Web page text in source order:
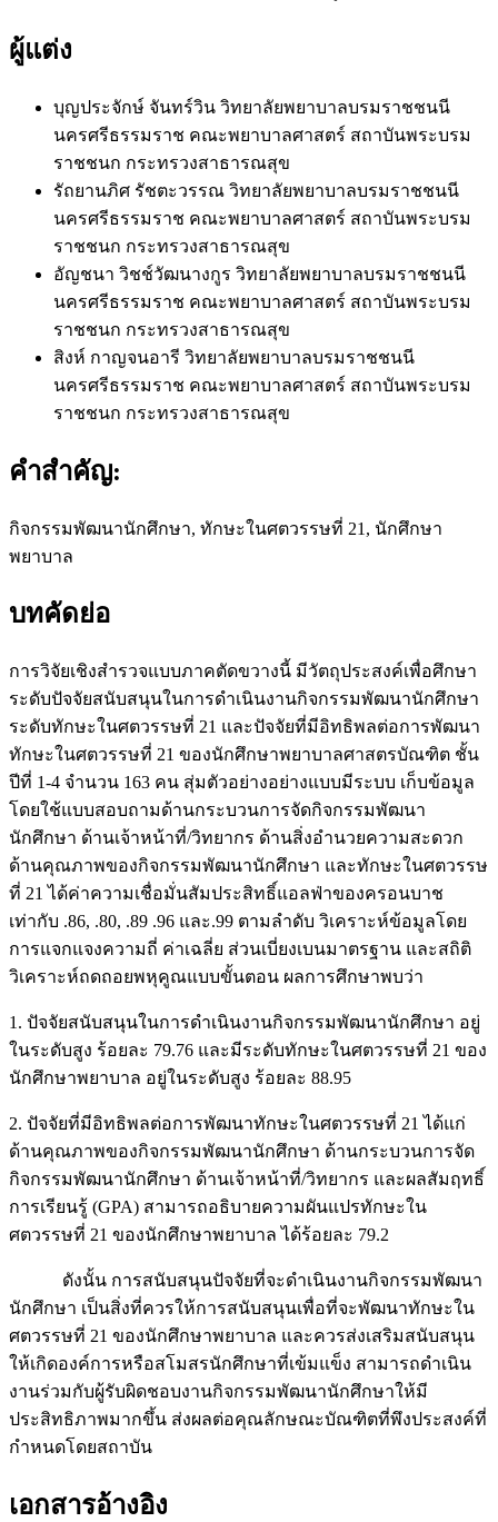
ผู้แต่ง
บุญประจักษ์ จันทร์วิน วิทยาลัยพยาบาลบรมราชชนนี
นครศรีธรรมราช คณะพยาบาลศาสตร์ สถาบันพระบรม
ราชชนก กระทรวงสาธารณสุข
รัถยานภิศ รัชตะวรรณ วิทยาลัยพยาบาลบรมราชชนนี
นครศรีธรรมราช คณะพยาบาลศาสตร์ สถาบันพระบรม
ราชชนก กระทรวงสาธารณสุข
อัญชนา วิชช์วัฒนางกูร วิทยาลัยพยาบาลบรมราชชนนี
นครศรีธรรมราช คณะพยาบาลศาสตร์ สถาบันพระบรม
ราชชนก กระทรวงสาธารณสุข
สิงห์ กาญจนอารี วิทยาลัยพยาบาลบรมราชชนนี
นครศรีธรรมราช คณะพยาบาลศาสตร์ สถาบันพระบรม
ราชชนก กระทรวงสาธารณสุข
คำสำคัญ:
กิจกรรมพัฒนานักศึกษา, ทักษะในศตวรรษที่ 21, นักศึกษา
พยาบาล
บทคัดย่อ
การวิจัยเชิงสำรวจแบบภาคตัดขวางนี้ มีวัตถุประสงค์เพื่อศึกษา
ระดับปัจจัยสนับสนุนในการดำเนินงานกิจกรรมพัฒนานักศึกษา
ระดับทักษะในศตวรรษที่ 21 และปัจจัยที่มีอิทธิพลต่อการพัฒนา
ทักษะในศตวรรษที่ 21 ของนักศึกษาพยาบาลศาสตรบัณฑิต ชั้น
ปีที่ 1-4 จำนวน 163 คน สุ่มตัวอย่างอย่างแบบมีระบบ เก็บข้อมูล
โดยใช้แบบสอบถามด้านกระบวนการจัดกิจกรรมพัฒนา
นักศึกษา ด้านเจ้าหน้าที่/วิทยากร ด้านสิ่งอำนวยความสะดวก
ด้านคุณภาพของกิจกรรมพัฒนานักศึกษา และทักษะในศตวรรษ
ที่ 21 ได้ค่าความเชื่อมั่นสัมประสิทธิ์แอลฟ่าของครอนบาช
เท่ากับ .86, .80, .89 .96 และ.99 ตามลำดับ วิเคราะห์ข้อมูลโดย
การแจกแจงความถี่ ค่าเฉลี่ย ส่วนเบี่ยงเบนมาตรฐาน และสถิติ
วิเคราะห์ถดถอยพหุคูณแบบขั้นตอน ผลการศึกษาพบว่า
1. ปัจจัยสนับสนุนในการดำเนินงานกิจกรรมพัฒนานักศึกษา อยู่
ในระดับสูง ร้อยละ 79.76 และมีระดับทักษะในศตวรรษที่ 21 ของ
นักศึกษาพยาบาล อยู่ในระดับสูง ร้อยละ 88.95
2. ปัจจัยที่มีอิทธิพลต่อการพัฒนาทักษะในศตวรรษที่ 21 ได้แก่
ด้านคุณภาพของกิจกรรมพัฒนานักศึกษา ด้านกระบวนการจัด
กิจกรรมพัฒนานักศึกษา ด้านเจ้าหน้าที่/วิทยากร และผลสัมฤทธิ์
การเรียนรู้ (GPA) สามารถอธิบายความผันแปรทักษะใน
ศตวรรษที่ 21 ของนักศึกษาพยาบาล ได้ร้อยละ 79.2
ดังนั้น การสนับสนุนปัจจัยที่จะดำเนินงานกิจกรรมพัฒนา
นักศึกษา เป็นสิ่งที่ควรให้การสนับสนุนเพื่อที่จะพัฒนาทักษะใน
ศตวรรษที่ 21 ของนักศึกษาพยาบาล และควรส่งเสริมสนับสนุน
ให้เกิดองค์การหรือสโมสรนักศึกษาที่เข้มแข็ง สามารถดำเนิน
งานร่วมกับผู้รับผิดชอบงานกิจกรรมพัฒนานักศึกษาให้มี
ประสิทธิภาพมากขึ้น ส่งผลต่อคุณลักษณะบัณฑิตที่พึงประสงค์ที่
กำหนดโดยสถาบัน
เอกสารอ้างอิง